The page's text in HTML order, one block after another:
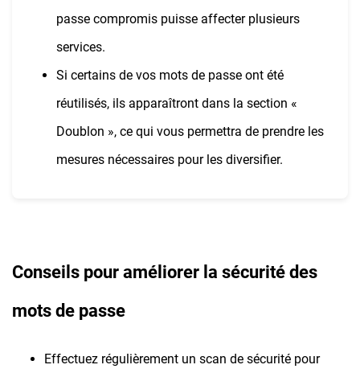
passe compromis puisse affecter plusieurs
services.
Si certains de vos mots de passe ont été
réutilisés, ils apparaîtront dans la section «
Doublon », ce qui vous permettra de prendre les
mesures nécessaires pour les diversifier.
Conseils pour améliorer la sécurité des
mots de passe
Effectuez régulièrement un scan de sécurité pour